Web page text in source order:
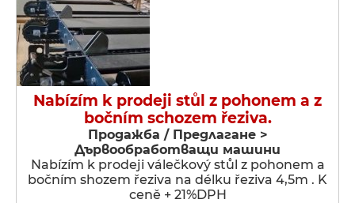
Nabízím k prodeji stůl z pohonem a z
bočním schozem řeziva.
Продажба / Предлагане >
Дървообработващи машини
Nabízím k prodeji válečkový stůl z pohonem a
bočním shozem řeziva na délku řeziva 4,5m . K
ceně + 21%DPH